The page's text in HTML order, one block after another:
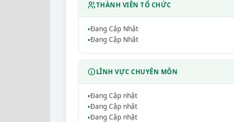
THÀNH VIÊN TỔ CHỨC
Đang Cập Nhật
Đang Cập Nhật
LĨNH VỰC CHUYÊN MÔN
Đang Cập nhật
Đang Cập nhật
Đang Cập nhật